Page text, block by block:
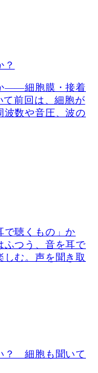
？
――細胞膜・接着
て前回は、細胞が
波数や音圧、波の
聴くもの」か
ふつう、音を耳で
む。声を聞き取
？ 細胞も聞いて